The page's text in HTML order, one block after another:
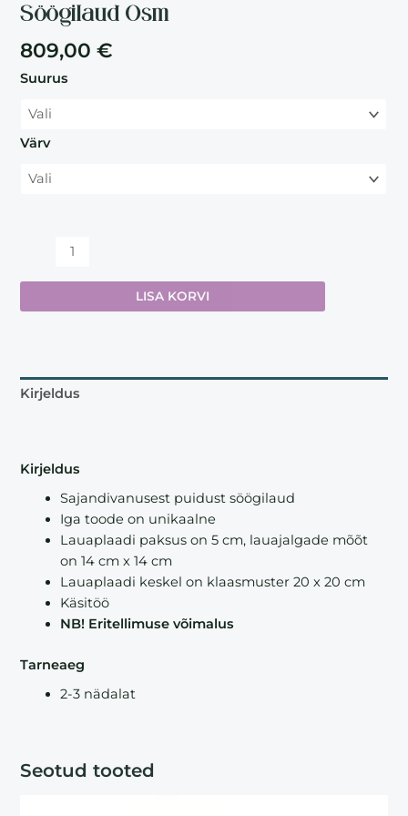
Söögilaud Osm
809,00€
Suurus
Värv
LISA KORVI
Kirjeldus
Kirjeldus
Sajandivanusest puidust söögilaud
Iga toode on unikaalne
Lauaplaadi paksus on 5 cm, lauajalgade mõõt
on 14 cm x 14 cm
Lauaplaadi keskel on klaasmuster 20 x 20 cm
Käsitöö
NB! Eritellimuse võimalus
Tarneaeg
2-3 nädalat
Seotud tooted